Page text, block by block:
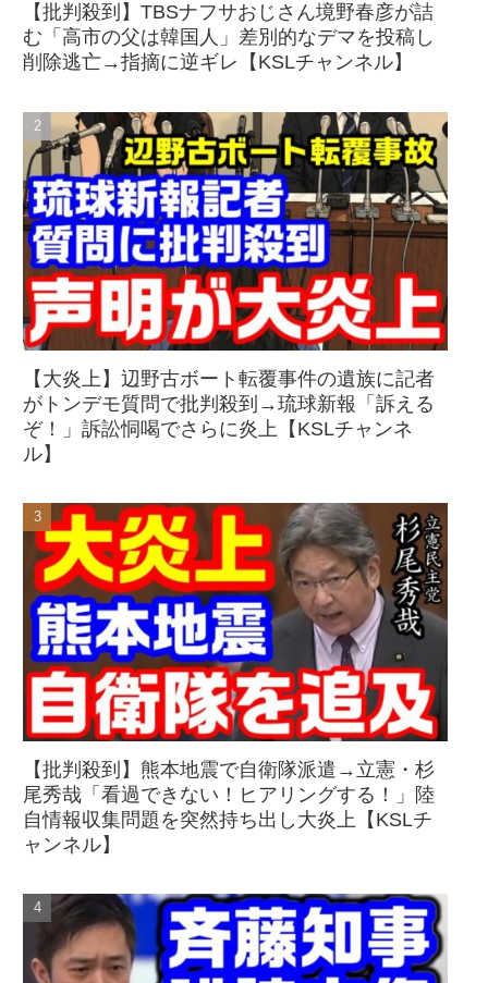
【批判殺到】TBSナフサおじさん境野春彦が詰
む「高市の父は韓国人」差別的なデマを投稿し
削除逃亡→指摘に逆ギレ【KSLチャンネル】
【大炎上】辺野古ボート転覆事件の遺族に記者
がトンデモ質問で批判殺到→琉球新報「訴える
ぞ！」訴訟恫喝でさらに炎上【KSLチャンネ
ル】
【批判殺到】熊本地震で自衛隊派遣→立憲・杉
尾秀哉「看過できない！ヒアリングする！」陸
自情報収集問題を突然持ち出し大炎上【KSLチ
ャンネル】